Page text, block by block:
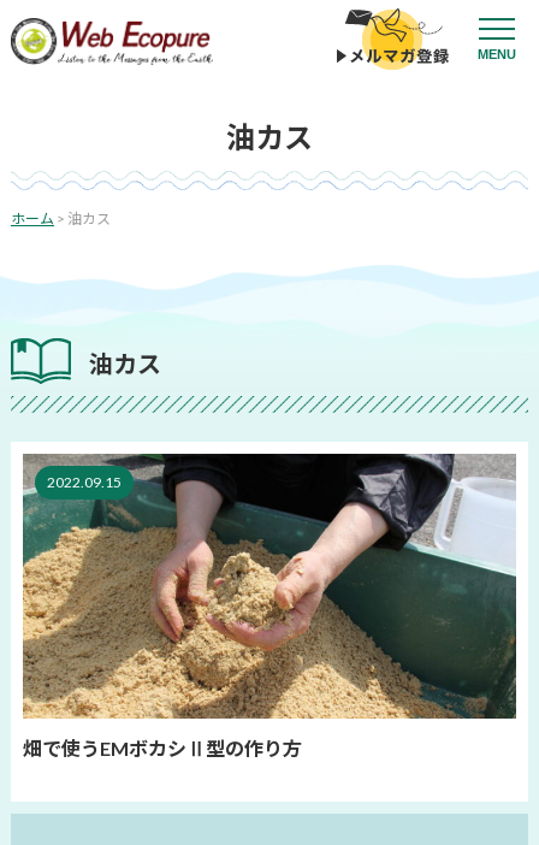
MENU
ン
キ
ッ
油カス
ホーム > 油カス
油カス
2022.09.15
畑で使うEMボカシⅡ型の作り方